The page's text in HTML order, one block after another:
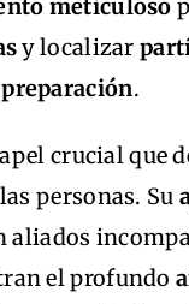
meticuloso
y localizar
preparación.
crucial que
personas. Su
aliados
el profundo